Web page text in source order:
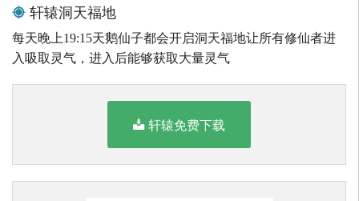
轩辕洞天福地
每天晚上19:15天鹅仙子都会开启洞天福地让所有修仙者进
入吸取灵气，进入后能够获取大量灵气
轩辕免费下载